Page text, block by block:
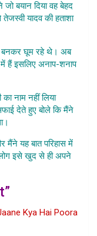
बयान दिया वह बेहद
यादव की हताशा
बनकर घूम रहे थे। अब
हैं इसलिए अनाप-शनाप
नाम नहीं लिया
देते हुए बोले कि मैंने
मैंने यह बात परिहास में
इसे खुद से ही अपने
Kya Hai Poora